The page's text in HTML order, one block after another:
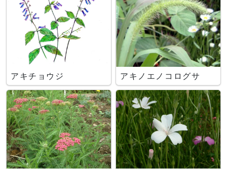
アキチョウジ アキノエノコログサ